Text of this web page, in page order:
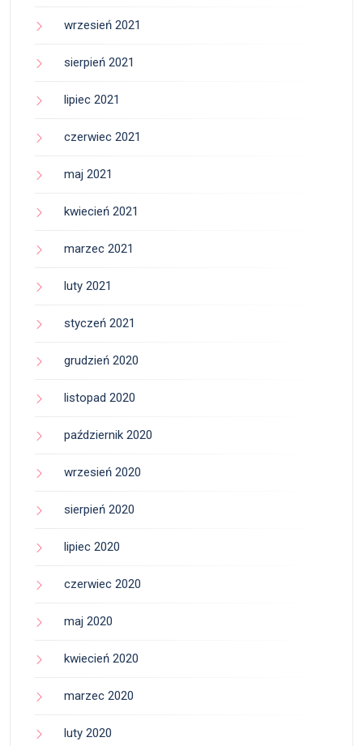
wrzesień 2021
sierpień 2021
lipiec 2021
czerwiec 2021
maj 2021
kwiecień 2021
marzec 2021
luty 2021
styczeń 2021
grudzień 2020
listopad 2020
październik 2020
wrzesień 2020
sierpień 2020
lipiec 2020
czerwiec 2020
maj 2020
kwiecień 2020
marzec 2020
luty 2020